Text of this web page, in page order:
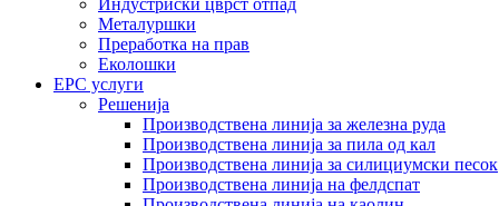
Индустриски цврст отпад
Металуршки
Преработка на прав
Еколошки
EPC услуги
Решенија
Производствена линија за железна руда
Производствена линија за пила од кал
Производствена линија за силициумски песок
Производствена линија на фелдспат